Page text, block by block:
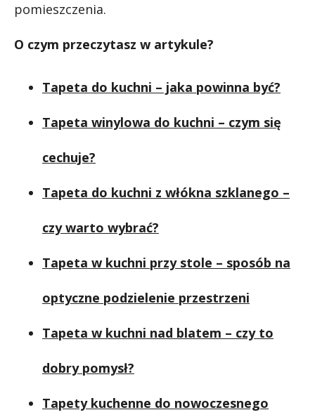
pomieszczenia.
O czym przeczytasz w artykule?
Tapeta do kuchni – jaka powinna być?
Tapeta winylowa do kuchni – czym się
cechuje?
Tapeta do kuchni z włókna szklanego –
czy warto wybrać?
Tapeta w kuchni przy stole – sposób na
optyczne podzielenie przestrzeni
Tapeta w kuchni nad blatem – czy to
dobry pomysł?
Tapety kuchenne do nowoczesnego